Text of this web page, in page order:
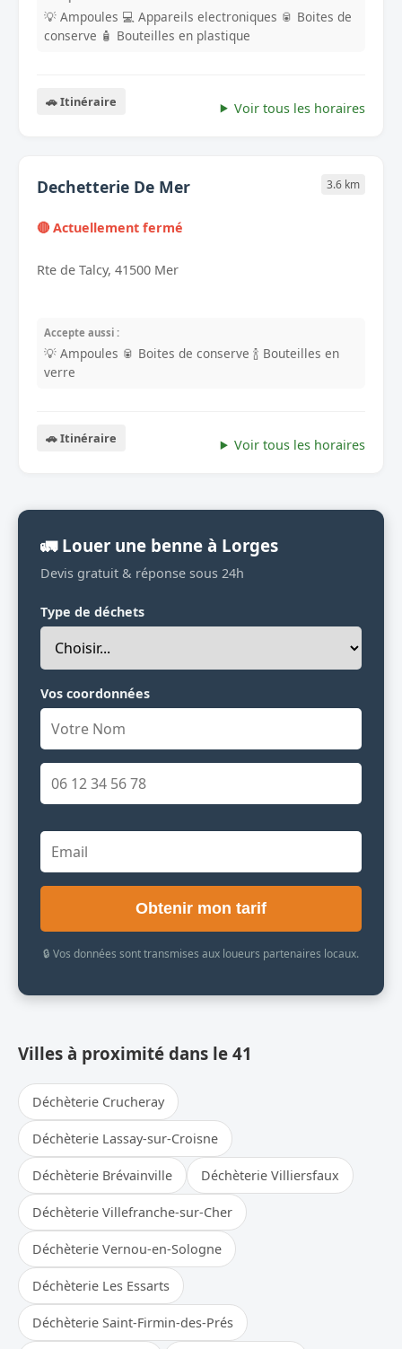
💡 Ampoules 💻 Appareils electroniques 🥫 Boites de
conserve 🧴 Bouteilles en plastique
🚗 Itinéraire Voir tous les horaires
Dechetterie De Mer 3.6 km
🔴 Actuellement fermé
Rte de Talcy, 41500 Mer
Accepte aussi :
💡 Ampoules 🥫 Boites de conserve 🍾 Bouteilles en
verre
🚗 Itinéraire Voir tous les horaires
🚛 Louer une benne à Lorges
Devis gratuit & réponse sous 24h
Type de déchets
Vos coordonnées
Obtenir mon tarif
🔒 Vos données sont transmises aux loueurs partenaires locaux.
Villes à proximité dans le 41
Déchèterie Crucheray
Déchèterie Lassay-sur-Croisne
Déchèterie Brévainville Déchèterie Villiersfaux
Déchèterie Villefranche-sur-Cher
Déchèterie Vernou-en-Sologne
Déchèterie Les Essarts
Déchèterie Saint-Firmin-des-Prés